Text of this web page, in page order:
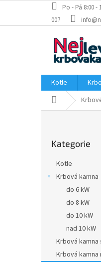
obsah
Po - Pá 8:00 -
007
Kotle
Domů
l
kategorie
Kategorie
Kotle
Krbová kamna
do 6 kW
do 8 kW
do 10 kW
nad 10 kW
Krbová
Krbová